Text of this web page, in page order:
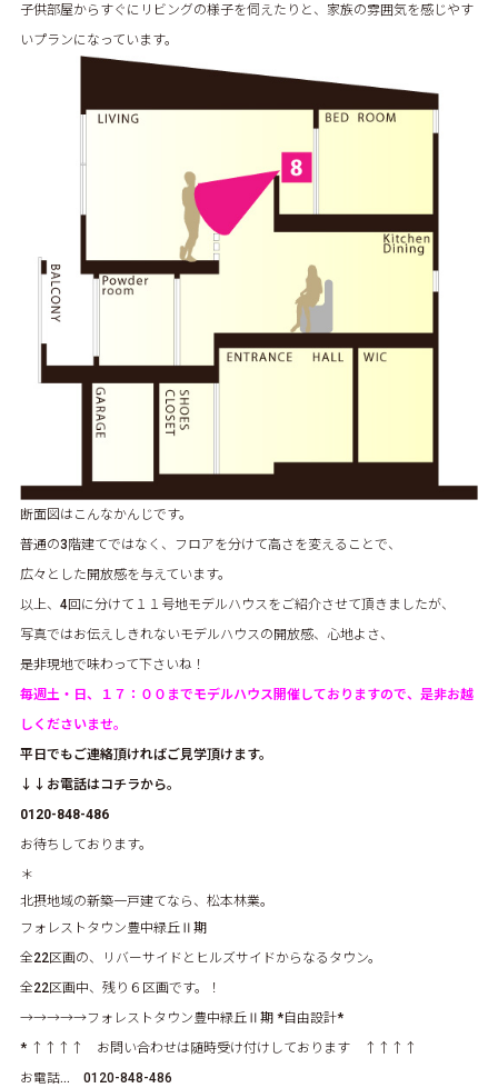
子供部屋からすぐにリビングの様子を伺えたりと、家族の雰囲気を感じやす
いプランになっています。
断面図はこんなかんじです。
普通の3階建てではなく、フロアを分けて高さを変えることで、
広々とした開放感を与えています。
以上、4回に分けて１１号地モデルハウスをご紹介させて頂きましたが、
写真ではお伝えしきれないモデルハウスの開放感、心地よさ、
是非現地で味わって下さいね！
毎週土・日、１７：００までモデルハウス開催しておりますので、是非お越
しくださいませ。
平日でもご連絡頂ければご見学頂けます。
↓↓お電話はコチラから。
0120-848-486
お待ちしております。
＊
北摂地域の新築一戸建てなら、松本林業。
フォレストタウン豊中緑丘Ⅱ期
全22区画の、リバーサイドとヒルズサイドからなるタウン。
全22区画中、残り６区画です。！
→→→→→フォレストタウン豊中緑丘Ⅱ期 *自由設計*
* ↑↑↑↑ お問い合わせは随時受け付けしております ↑↑↑↑
お電話… 0120-848-486